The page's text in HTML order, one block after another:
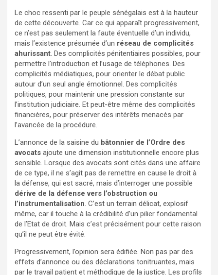
Le choc ressenti par le peuple sénégalais est à la hauteur
de cette découverte. Car ce qui apparaît progressivement,
ce n’est pas seulement la faute éventuelle d’un individu,
mais l’existence présumée d’un réseau de complicités
ahurissant . Des complicités pénitentiaires possibles, pour
permettre l’introduction et l’usage de téléphones. Des
complicités médiatiques, pour orienter le débat public
autour d’un seul angle émotionnel. Des complicités
politiques, pour maintenir une pression constante sur
l’institution judiciaire. Et peut-être même des complicités
financières, pour préserver des intérêts menacés par
l’avancée de la procédure.
L’annonce de la saisine du bâtonnier de l’Ordre des
avocats ajoute une dimension institutionnelle encore plus
sensible. Lorsque des avocats sont cités dans une affaire
de ce type, il ne s’agit pas de remettre en cause le droit à
la défense, qui est sacré, mais d’interroger une possible
dérive de la défense vers l’obstruction ou
l’instrumentalisation . C’est un terrain délicat, explosif
même, car il touche à la crédibilité d’un pilier fondamental
de l’Etat de droit. Mais c’est précisément pour cette raison
qu’il ne peut être évité.
Progressivement, l’opinion sera édifiée. Non pas par des
effets d’annonce ou des déclarations tonitruantes, mais
par le travail patient et méthodique de la justice. Les profils